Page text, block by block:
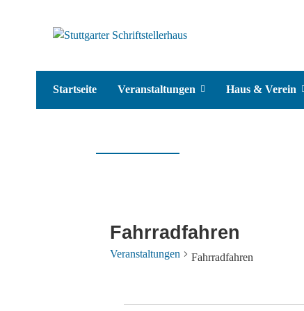
Startseite Veranstaltungen Haus & Verein
Fahrradfahren
Veranstaltungen Fahrradfahren